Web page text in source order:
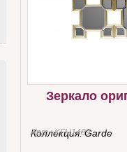
Зеркало
Арт.: KFH1489
Коллекция:Garde